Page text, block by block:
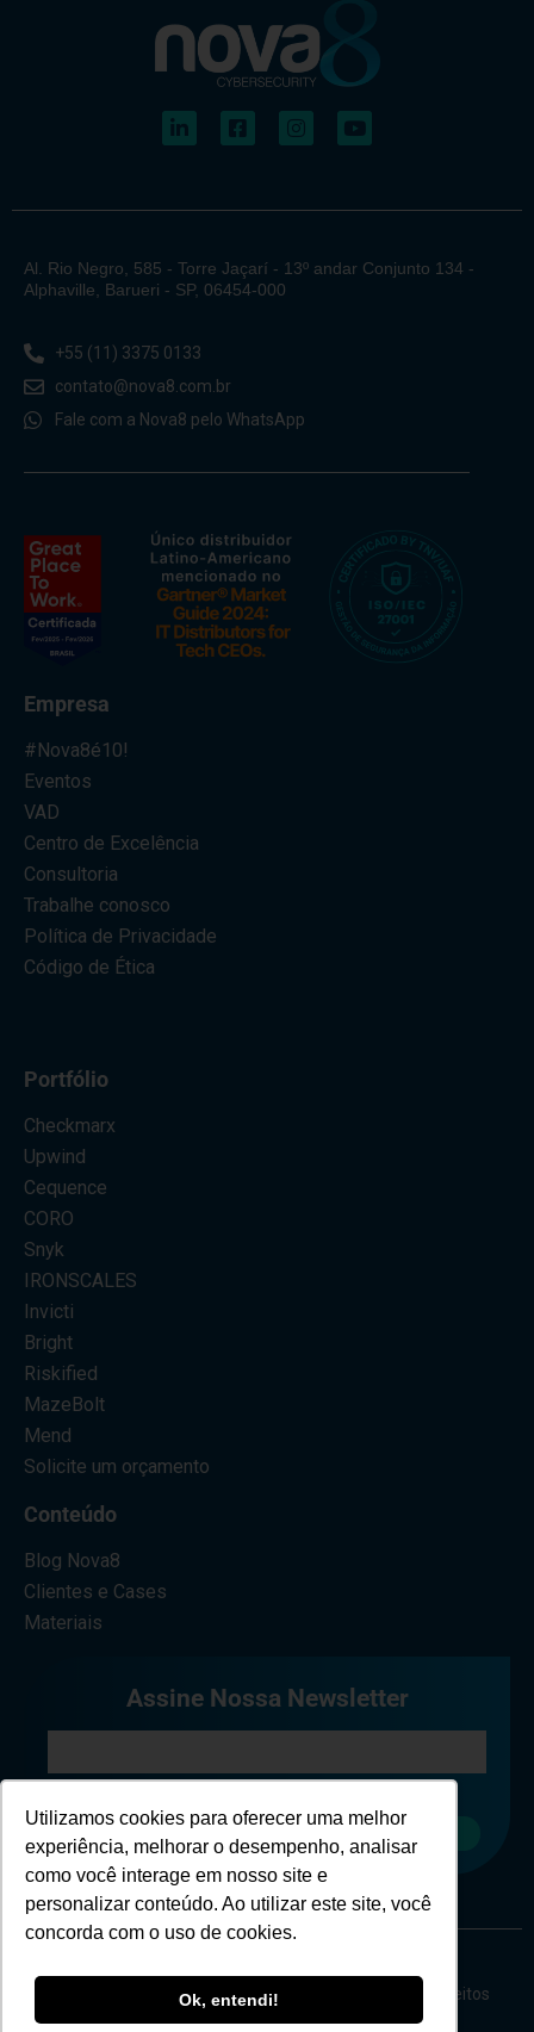
Utilizamos cookies para oferecer uma melhor
experiência, melhorar o desempenho, analisar
como você interage em nosso site e
personalizar conteúdo. Ao utilizar este site, você
concorda com o uso de cookies.
Ok, entendi!
Al. Rio Negro, 585 - Torre Jaçarí - 13º andar Conjunto 134 -
Alphaville, Barueri - SP, 06454-000
+55 (11) 3375 0133
contato@nova8.com.br
Fale com a Nova8 pelo WhatsApp
Empresa
#Nova8é10!
Eventos
VAD
Centro de Excelência
Consultoria
Trabalhe conosco
Política de Privacidade
Código de Ética
Portfólio
Checkmarx
Upwind
Cequence
CORO
Snyk
IRONSCALES
Invicti
Bright
Riskified
MazeBolt
Mend
Solicite um orçamento
Conteúdo
Blog Nova8
Clientes e Cases
Materiais
Assine Nossa Newsletter
Copyright © Nova 8 Cybersecurity - 2026 - Todos os direitos